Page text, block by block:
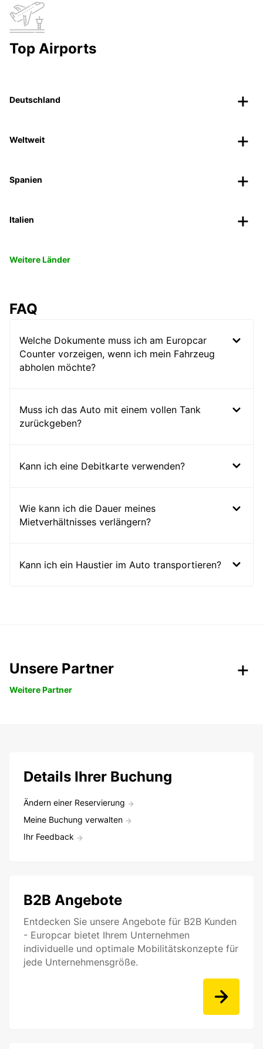
Top Airports
Deutschland
Weltweit
Spanien
Italien
Weitere Länder
FAQ
Welche Dokumente muss ich am Europcar
Counter vorzeigen, wenn ich mein Fahrzeug
abholen möchte?
Muss ich das Auto mit einem vollen Tank
zurückgeben?
Kann ich eine Debitkarte verwenden?
Wie kann ich die Dauer meines
Mietverhältnisses verlängern?
Kann ich ein Haustier im Auto transportieren?
Unsere Partner
Weitere Partner
Details Ihrer Buchung
Ändern einer Reservierung
Meine Buchung verwalten
Ihr Feedback
B2B Angebote
Entdecken Sie unsere Angebote für B2B Kunden
- Europcar bietet Ihrem Unternehmen
individuelle und optimale Mobilitätskonzepte für
jede Unternehmensgröße.